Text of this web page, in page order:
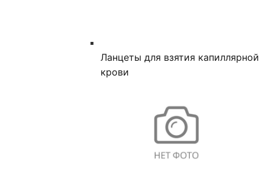
Ланцеты для взятия капиллярной
крови